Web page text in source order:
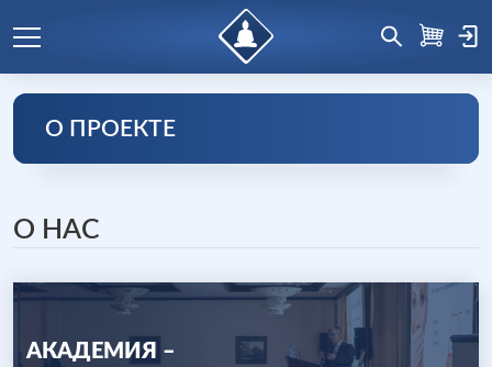
О ПРОЕКТЕ
О НАС
АКАДЕМИЯ –